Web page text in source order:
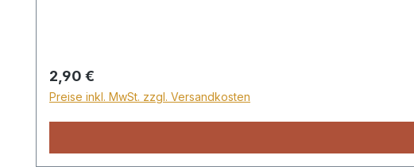
Regulärer Preis:
2,90 €
Preise inkl. MwSt. zzgl. Versandkosten